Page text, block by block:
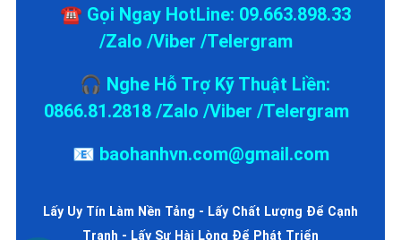
☎️ Gọi Ngay HotLine: 09.663.898.33
/Zalo /Viber /Telergram
🎧 Nghe Hỗ Trợ Kỹ Thuật Liền:
0866.81.2818 /Zalo /Viber /Telergram
📧 baohanhvn.com@gmail.com
Lấy Uy Tín Làm Nền Tảng - Lấy Chất Lượng Để Cạnh
Tranh - Lấy Sự Hài Lòng Để Phát Triển